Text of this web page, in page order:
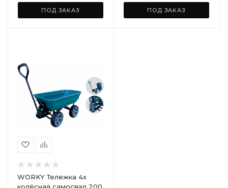
ПОД ЗАКАЗ ПОД ЗАКАЗ
WORKY Тележка 4х